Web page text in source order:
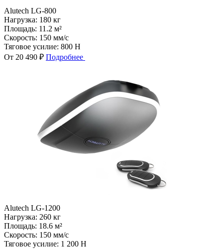
Alutech LG-800
Нагрузка: 180 кг
Площадь: 11.2 м²
Скорость: 150 мм/с
Тяговое усилие: 800 Н
От 20 490 ₽ Подробнее
Alutech LG-1200
Нагрузка: 260 кг
Площадь: 18.6 м²
Скорость: 150 мм/с
Тяговое усилие: 1 200 Н